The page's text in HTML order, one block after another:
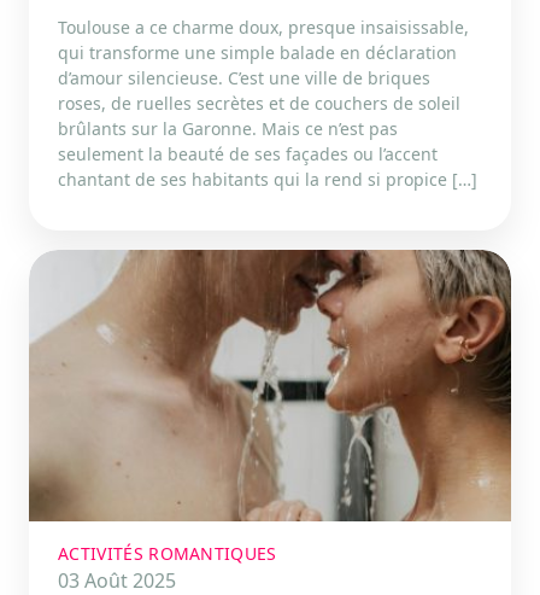
Toulouse a ce charme doux, presque insaisissable,
qui transforme une simple balade en déclaration
d’amour silencieuse. C’est une ville de briques
roses, de ruelles secrètes et de couchers de soleil
brûlants sur la Garonne. Mais ce n’est pas
seulement la beauté de ses façades ou l’accent
chantant de ses habitants qui la rend si propice […]
ACTIVITÉS ROMANTIQUES
03 Août 2025